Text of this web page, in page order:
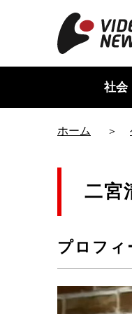
社会
ホーム
二宮
プロフィ